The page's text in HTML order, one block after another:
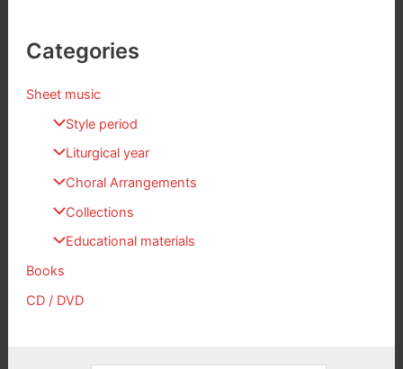
Categories
Sheet music
Style period
Liturgical year
Choral Arrangements
Collections
Educational materials
Books
CD / DVD